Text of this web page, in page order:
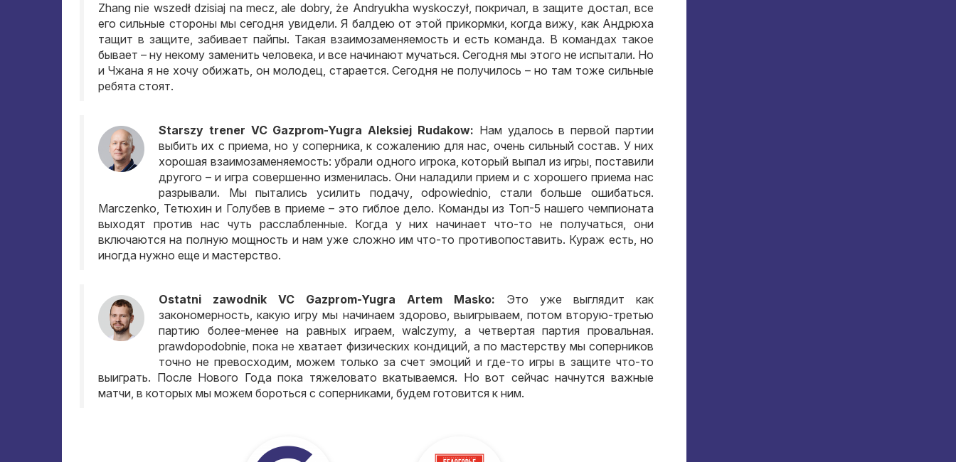
Zhang nie wszedł dzisiaj na mecz, ale dobry, że Andryukha wyskoczył,покричал, в защите достал,все
его сильные стороны мы сегодня увидели.Я балдею от этой прикормки, когда вижу, как Андрюха
тащит в защите, забивает пайпы. Такая взаимозаменяемость и есть команда. В командах такое
бывает – ну некому заменить человека, и все начинают мучаться.Сегодня мы этого не испытали. Но
и Чжана я не хочу обижать, он молодец, старается.Сегодня не получилось – но там тоже сильные
ребята стоят.
Starszy trener VC Gazprom-Yugra Aleksiej Rudakow: Нам удалось в первой партии
выбить их с приема,но у соперника,к сожалению для нас, очень сильный состав. У них
хорошая взаимозаменяемость:убрали одного игрока,который выпал из игры,поставили
другого – и игра совершенно изменилась. Они наладили прием и с хорошего приема нас
разрывали. Мы пытались усилить подачу, odpowiednio, стали больше ошибаться.
Marczenko, Тетюхин и Голубев в приеме – это гиблое дело. Команды из Топ-5 нашего чемпионата
выходят против нас чуть расслабленные. Когда у них начинает что-то не получаться,они
включаются на полную мощность и нам уже сложно им что-то противопоставить. Кураж есть,но
иногда нужно еще и мастерство.
Ostatni zawodnik VC Gazprom-Yugra Artem Masko:
Это уже выглядит как
закономерность,какую игру мы начинаем здорово, выигрываем, потом вторую-третью
партию более-менее на равных играем, walczymy,а четвертая партия провальная.
prawdopodobnie,пока не хватает физических кондиций, а по мастерству мы соперников
точно не превосходим, можем только за счет эмоций и где-то игры в защите что-то
выиграть. После Нового Года пока тяжеловато вкатываемся. Но вот сейчас начнутся важные
матчи, в которых мы можем бороться с соперниками, будем готовится к ним.